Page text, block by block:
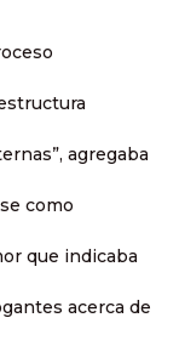
agregaba
como
que indicaba
acerca de